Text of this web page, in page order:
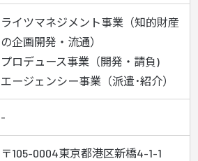
ライツマネジメント事業（知的財産
の企画開発・流通）
プロデュース事業（開発・請負)
エージェンシー事業（派遣･紹介）
-
〒105-0004東京都港区新橋4-1-1